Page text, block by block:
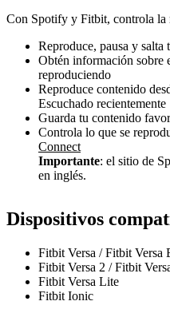
Con Spotify y Fitbit, controla la
Reproduce, pausa y salta
Obtén información sobre
reproduciendo
Reproduce contenido
Escuchado recientemente
Guarda tu contenido
Controla lo que se
Connect
Importante: el sitio de
en inglés.
Dispositivos
Fitbit Versa / Fitbit Versa
Fitbit Versa 2 / Fitbit
Fitbit Versa Lite
Fitbit Ionic